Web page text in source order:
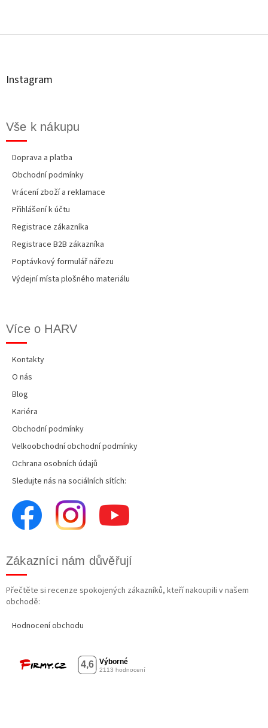
á
Instagram
Vše k nákupu
Doprava a platba
Obchodní podmínky
Vrácení zboží a reklamace
Přihlášení k účtu
Registrace zákazníka
Registrace B2B zákazníka
Poptávkový formulář nářezu
Výdejní místa plošného materiálu
Více o HARV
Kontakty
O nás
Blog
Kariéra
Obchodní podmínky
Velkoobchodní obchodní podmínky
Ochrana osobních údajů
Sledujte nás na sociálních sítích:
Zákazníci nám důvěřují
Přečtěte si recenze spokojených zákazníků, kteří nakoupili v našem
obchodě:
Hodnocení obchodu